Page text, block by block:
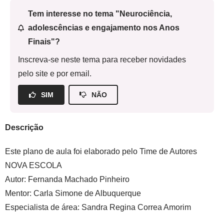
Tem interesse no tema "Neurociência,
adolescências e engajamento nos Anos
Finais"?
Inscreva-se neste tema para receber novidades
pelo site e por email.
SIM NÃO
Descrição
Este plano de aula foi elaborado pelo Time de Autores
NOVA ESCOLA
Autor: Fernanda Machado Pinheiro
Mentor: Carla Simone de Albuquerque
Especialista de área: Sandra Regina Correa Amorim